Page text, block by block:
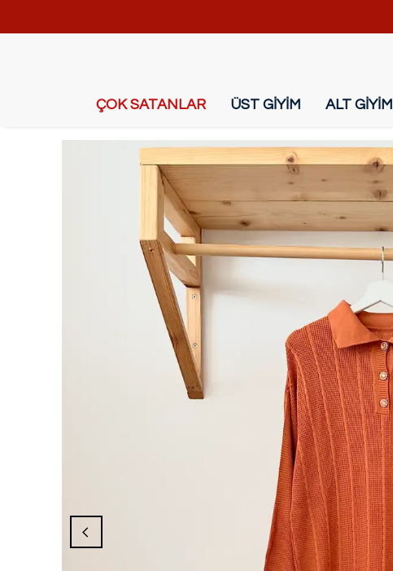
ÇOK SATANLAR ÜST GİYİM ALT GİYİM